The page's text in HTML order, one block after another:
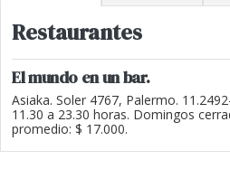
Restaurantes
El mundo en un bar.
Asiaka. Soler 4767, Palermo.
11.30 a 23.30 horas. Domingos
promedio: $ 17.000.